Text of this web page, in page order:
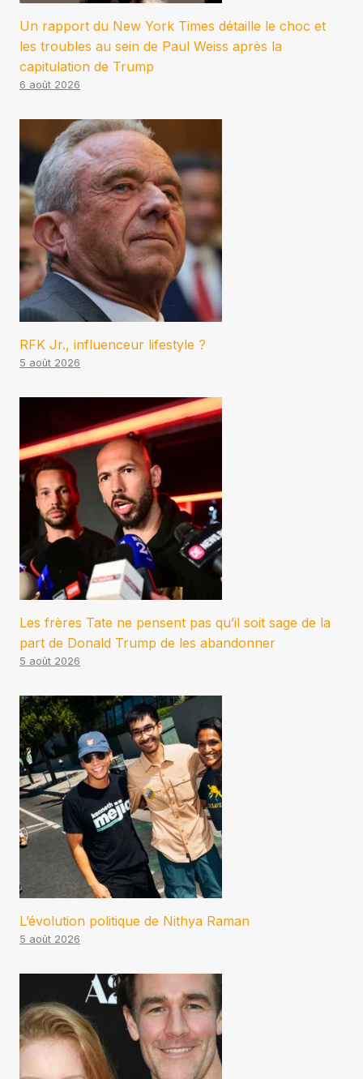
Un rapport du New York Times détaille le choc et
les troubles au sein de Paul Weiss après la
capitulation de Trump
6 août 2026
RFK Jr., influenceur lifestyle ?
5 août 2026
Les frères Tate ne pensent pas qu’il soit sage de la
part de Donald Trump de les abandonner
5 août 2026
L’évolution politique de Nithya Raman
5 août 2026